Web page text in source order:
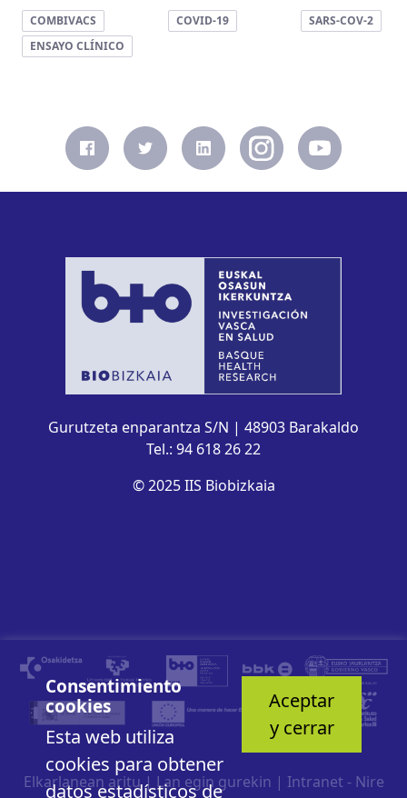
COMBIVACS COVID-19
SARS-COV-2
ENSAYO CLÍNICO
Gurutzeta enparantza S/N | 48903 Barakaldo
Tel.: 94 618 26 22
© 2025 IIS Biobizkaia
Consentimiento
cookies
Esta web utiliza
cookies para obtener
datos estadísticos de
Aceptar
y cerrar
Elkarlanean aritu| Lan egin gurekin | Intranet - Nire